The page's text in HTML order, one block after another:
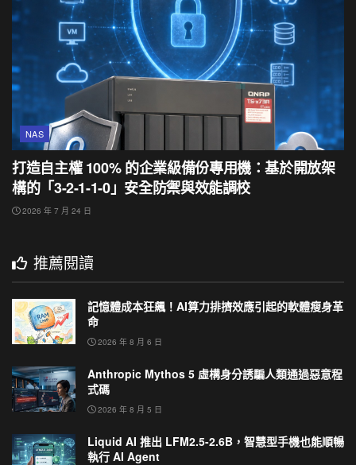
NAS
打造自主權 100% 的企業級備份專用機：基於開放架
構的「3-2-1-1-0」安全防禦與效能調校
2026 年 7 月 24 日
推薦閱讀
記憶體成本狂飆！AI算力排擠效應引起的軟體瘦身革
命
2026 年 8 月 6 日
Anthropic Mythos 5 虛構身分誘騙人類通過惡意程
式碼
2026 年 8 月 5 日
Liquid AI 推出 LFM2.5-2.6B，智慧型手機也能順暢
執行 AI Agent